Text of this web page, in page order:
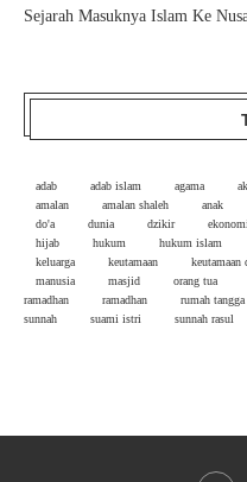
Sejarah Masuknya Islam Ke
adab adab islam agama
amalan
amalan shaleh anak
do'a
dunia dzikir ekonomi
hijab
hukum hukum islam
keluarga
keutamaan keutamaan
manusia
masjid orang tua
ramadhan
ramadhan rumah tangga
sunnah
suami istri sunnah rasul